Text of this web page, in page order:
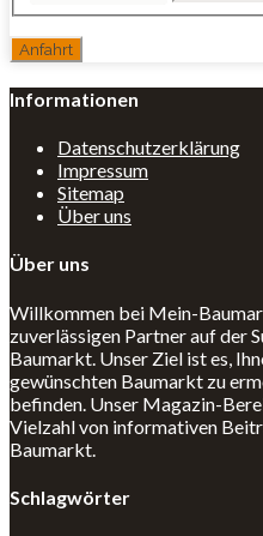
Informationen
Datenschutzerklärung
Impressum
Sitemap
Über uns
Über uns
Willkommen bei Mein-
zuverlässigen Partner auf der
Baumarkt. Unser Ziel ist es,
gewünschten Baumarkt zu
befinden. Unser Magazin-
Vielzahl von informativen
Baumarkt.
Schlagwörter